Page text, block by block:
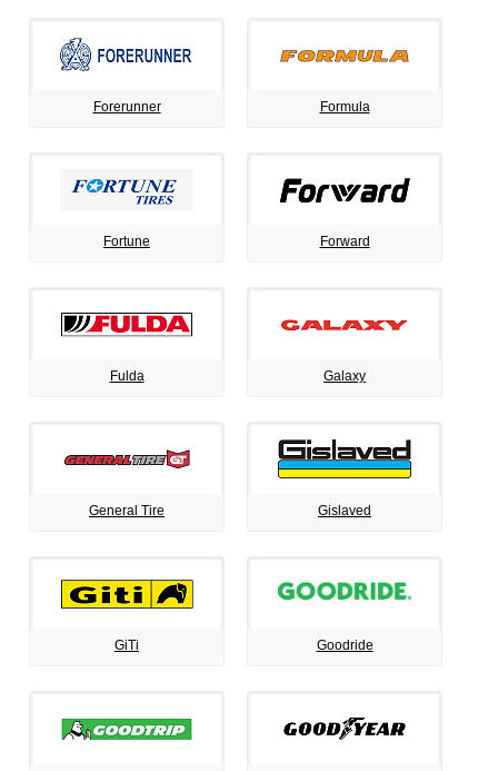
Forerunner Formula
Fortune Forward
Fulda Galaxy
General Tire Gislaved
GiTi Goodride